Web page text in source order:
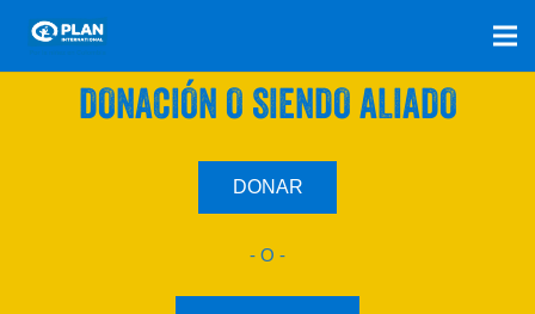
SÚMATE A NUESTRO PLAN CON UNA
DONACIÓN O SIENDO ALIADO
DONAR
- O -